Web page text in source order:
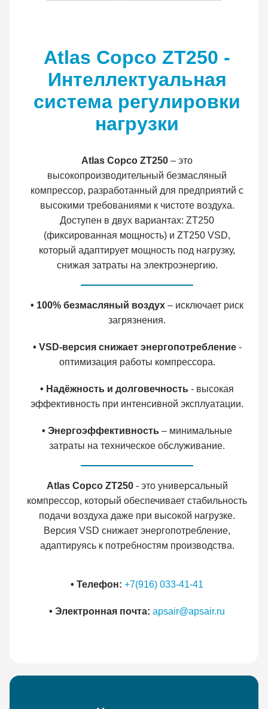
Atlas Copco ZT250 -
Интеллектуальная
система регулировки
нагрузки
Atlas Copco ZT250 – это
высокопроизводительный безмасляный
компрессор, разработанный для предприятий с
высокими требованиями к чистоте воздуха.
Доступен в двух вариантах: ZT250
(фиксированная мощность) и ZT250 VSD,
который адаптирует мощность под нагрузку,
снижая затраты на электроэнергию.
• 100% безмасляный воздух – исключает риск
загрязнения.
• VSD-версия снижает энергопотребление-
оптимизация работы компрессора.
• Надёжность и долговечность - высокая
эффективность при интенсивной эксплуатации.
• Энергоэффективность – минимальные
затраты на техническое обслуживание.
Atlas Copco ZT250- это универсальный
компрессор, который обеспечивает стабильность
подачи воздуха даже при высокой нагрузке.
Версия VSD снижает энергопотребление,
адаптируясь к потребностям производства.
• Телефон: +7(916) 033-41-41
• Электронная почта: apsair@apsair.ru